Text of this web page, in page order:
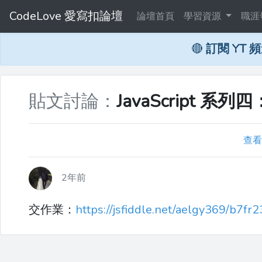
CodeLove 愛寫扣論壇 論壇首頁 學習資源 職
🔴 訂閱 YT
貼文討論： JavaScript 系列
查
2年前
交作業： https://jsfiddle.net/aelgy369/